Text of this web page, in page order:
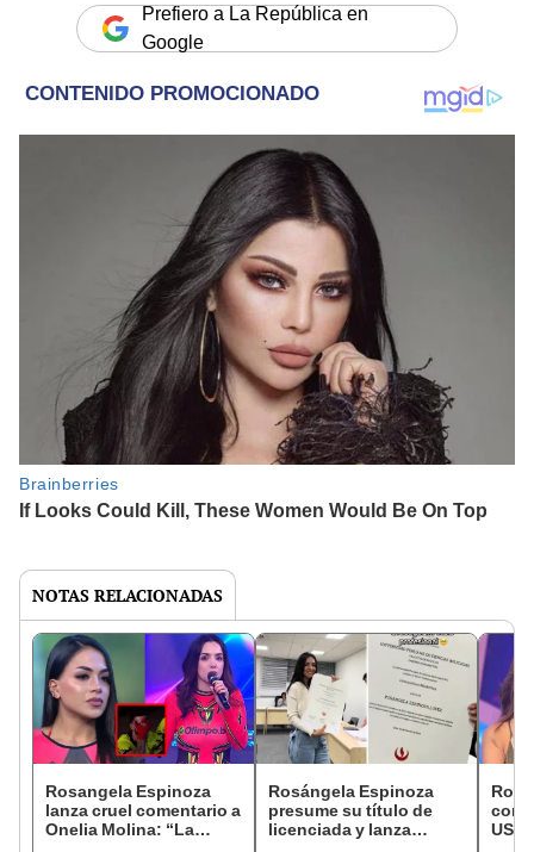
Prefiero a La República en
Google
NOTAS RELACIONADAS
Rosangela Espinoza
lanza cruel comentario a
Onelia Molina: “La
Rosángela Espinoza
presume su título de
licenciada y lanza